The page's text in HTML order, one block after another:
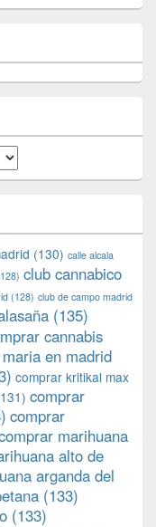
(130) calle alcala
club cannabico
(128) club de campo madrid
(135)
cannabis
en madrid
comprar kritikal max
comprar
comprar
marihuana
alto de
arganda del
(133)
(133)